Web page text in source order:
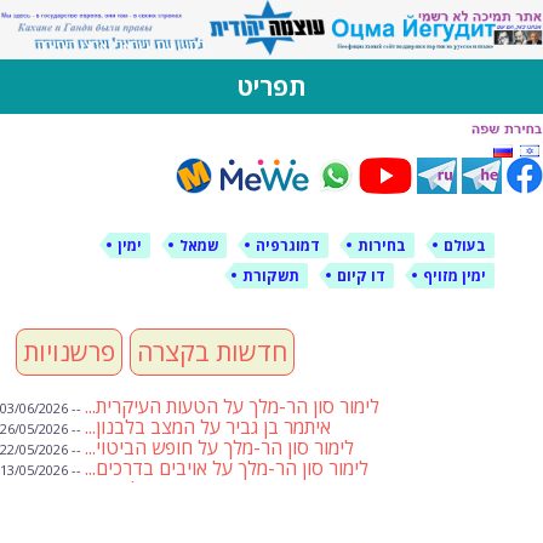
לימין עוצמה יהודית
אתר תמיכה ברוסית ובעברית
תפריט
דילוג
לתוכן
בעולם בחירות דמוגרפיה שמאל
ימין
ימין מזויף
דו קיום תשקורת
פרשנויות חדשות בקצרה
לימור סון הר-מלך על הטעות העיקרית... -- 03/06/2026
איתמר בן גביר על המצב בלבנון... -- 26/05/2026
לימור סון הר-מלך על חופש הביטוי... -- 22/05/2026
לימור סון הר-מלך על אויבים בדרכים... -- 13/05/2026
שבועת אמונים לדעאש